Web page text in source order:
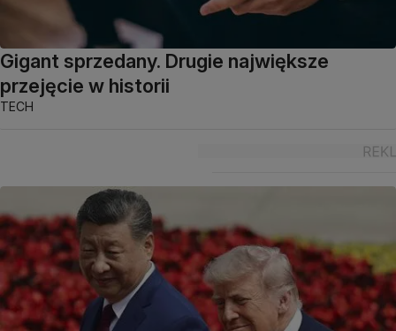
Gigant sprzedany. Drugie największe
przejęcie w historii
TECH